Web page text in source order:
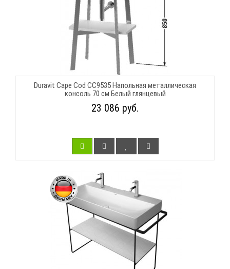
Duravit Cape Cod CC9535 Напольная металлическая
консоль 70 см Белый глянцевый
23 086 руб.